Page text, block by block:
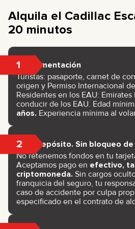
Alquila el Cadillac
20 minutos
1 Documentación
Turistas: pasaporte, carnet de
origen y Permiso Internacional
Residentes en los EAU:
conducir de los EAU. Edad
años. Experiencia mínima al
2 Sin depósito. Sin bloqueo
No retenemos fondos en tu
Aceptamos pago en efectivo,
criptomoneda. Sin cargos
franquicia del seguro, tu
caso de accidente por culpa
especificado en el contrato de